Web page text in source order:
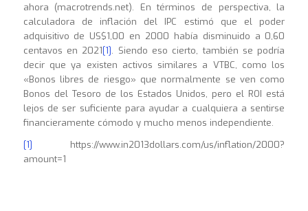
ahora (macrotrends.net). En términos de perspectiva, la
calculadora de inflación del IPC estimó que el poder
adquisitivo de US$1,00 en 2000 había disminuido a 0,60
centavos en 2021[1]. Siendo eso cierto, también se podría
decir que ya existen activos similares a VTBC, como los
«Bonos libres de riesgo» que normalmente se ven como
Bonos del Tesoro de los Estados Unidos, pero el ROI está
lejos de ser suficiente para ayudar a cualquiera a sentirse
financieramente cómodo y mucho menos independiente.
[1] https://www.in2013dollars.com/us/inflation/2000?
amount=1